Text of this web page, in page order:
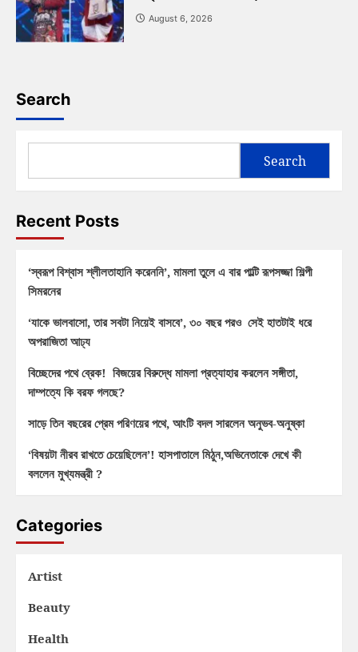
August 6, 2026
Search
Search
Recent Posts
‘স্বরূপ বিশ্বাস শ্লীলতাহানি করেননি’, মামলা তুলে এ বার পাল্টি রূপসজ্জা শিল্পী
সিমরনের
‘যাকে ভালবাসো, তার সবটা নিয়েই বাসবে’, ৩০ বছর পরও সেই হাতটাই ধরে
অপরাজিতা আঢ্য
বিচ্ছেদের পথে ব্রেক! বিজয়ের বিরুদ্ধে মামলা প্রত্যাহার করলেন সঙ্গীতা,
দাম্পত্যে কি বরফ গলছে?
সাড়ে তিন বছরের প্রেম পরিণয়ের পথে, আংটি বদল সারলেন অনুভব-অনুষ্কা
‘বিষয়টা নীরব রাখতে চেয়েছিলেন’! হাসপাতালে মিঠুন,অভিনেতাকে দেখে কী
বললেন মুখ্যমন্ত্রী ?
Categories
Artist
Beauty
Health